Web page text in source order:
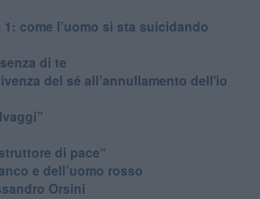
come l’uomo si sta suicidando
di te
del sé all’annullamento dell'io
di pace“
e dell’uomo rosso
Orsini